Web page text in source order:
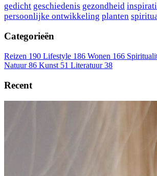
gedicht geschiedenis gezondheid
persoonlijke ontwikkeling planten
Categorieën
Reizen 190 Lifestyle 186 Wonen 166
Natuur 86 Kunst 51 Literatuur 38
Recent